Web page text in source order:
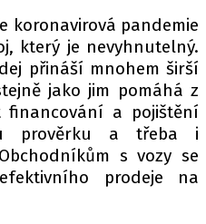
koronavirová pandemie
který je nevyhnutelný.
přináší mnohem širší
jako jim pomáhá z
financování a pojištění
prověrku a třeba i
s vozy se
prodeje na